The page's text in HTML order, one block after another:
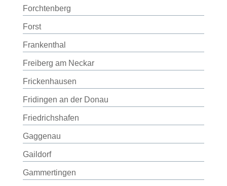
Forchtenberg
Forst
Frankenthal
Freiberg am Neckar
Frickenhausen
Fridingen an der Donau
Friedrichshafen
Gaggenau
Gaildorf
Gammertingen